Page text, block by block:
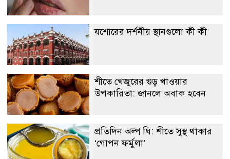
যশোরের দর্শনীয় স্থানগুলো কী কী
শীতে খেজুরের গুড় খাওয়ার
উপকারিতা: জানলে অবাক হবেন
প্রতিদিন অল্প ঘি: শীতে সুস্থ থাকার
‘গোপন ফর্মুলা’